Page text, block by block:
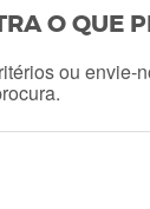
O QUE
ou envie-